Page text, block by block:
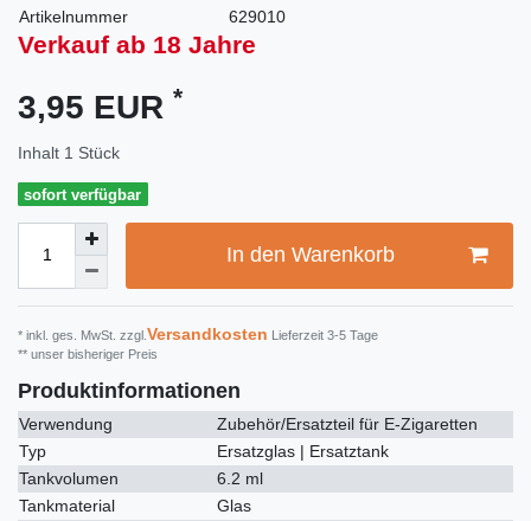
Artikelnummer
629010
Verkauf ab 18 Jahre
3,95 EUR *
Inhalt 1 Stück
sofort verfügbar
In den Warenkorb
* inkl. ges. MwSt. zzgl. Versandkosten Lieferzeit 3-5 Tage
** unser bisheriger Preis
Produktinformationen
Verwendung
Zubehör/Ersatzteil für E-Zigaretten
Typ
Ersatzglas | Ersatztank
Tankvolumen
6.2 ml
Tankmaterial
Glas